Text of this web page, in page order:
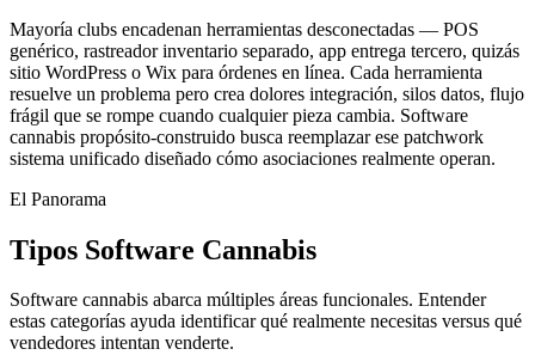
Mayoría clubs encadenan herramientas desconectadas — POS
genérico, rastreador inventario separado, app entrega tercero, quizás
sitio WordPress o Wix para órdenes en línea. Cada herramienta
resuelve un problema pero crea dolores integración, silos datos, flujo
frágil que se rompe cuando cualquier pieza cambia. Software
cannabis propósito-construido busca reemplazar ese patchwork
sistema unificado diseñado cómo asociaciones realmente operan.
El Panorama
Tipos Software Cannabis
Software cannabis abarca múltiples áreas funcionales. Entender
estas categorías ayuda identificar qué realmente necesitas versus qué
vendedores intentan venderte.